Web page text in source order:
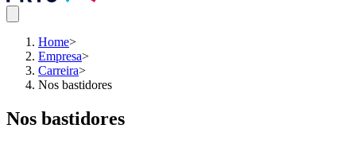
Home>
Empresa>
Carreira>
Nos bastidores
Nos bastidores